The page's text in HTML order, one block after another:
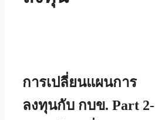
การเปลี่ยนแผนการ
ลงทุนกับ กบข. Part 2-